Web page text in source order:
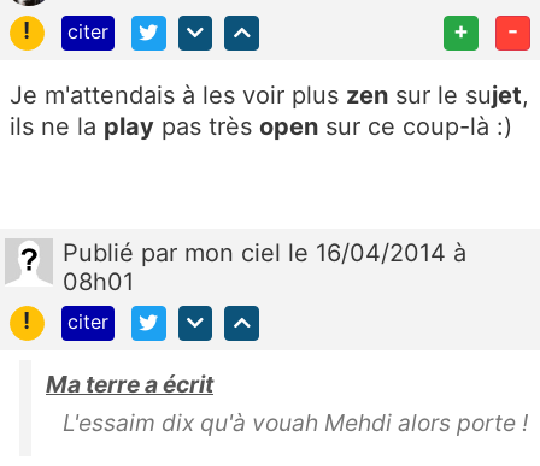
!
citer + -
Je m'attendais à les voir plus zen sur le sujet,
ils ne la play pas très open sur ce coup-là :)
Publié par mon ciel le 16/04/2014 à
08h01
!
citer
Ma terre a écrit
L'essaim dix qu'à vouah Mehdi alors porte !